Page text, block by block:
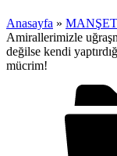
Anasayfa »
Amirallerimizle
değilse kendi
mücrim!